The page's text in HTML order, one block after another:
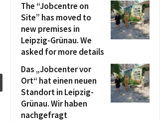
The “Jobcentre on
Site” has moved to
new premises in
Leipzig-Grünau. We
asked for more details
Das „Jobcenter vor
Ort“ hat einen neuen
Standort in Leipzig-
Grünau. Wir haben
nachgefragt